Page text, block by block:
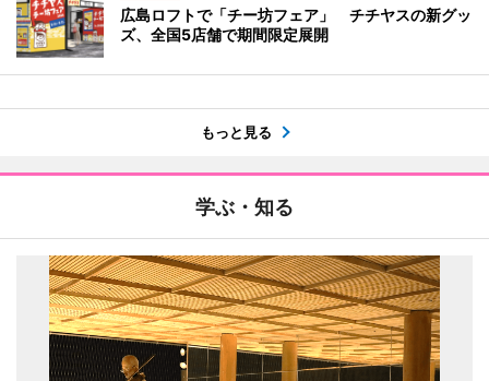
広島ロフトで「チー坊フェア」 チチヤスの新グッ
ズ、全国5店舗で期間限定展開
もっと見る
学ぶ・知る